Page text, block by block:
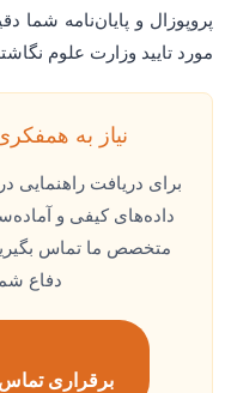
پروپوزال و پایان‌نامه
مورد تایید وزارت علوم
نیاز به
برای دریافت راهنمایی
داده‌های کیفی و
متخصص ما تماس
دفاع
برقراری تماس